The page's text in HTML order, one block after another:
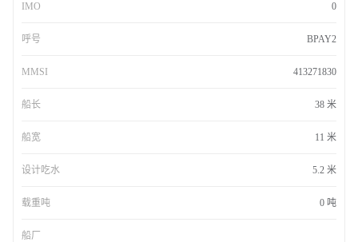
IMO 0
呼号 BPAY2
MMSI 413271830
船长 38 米
船宽 11 米
设计吃水 5.2 米
载重吨 0 吨
船厂